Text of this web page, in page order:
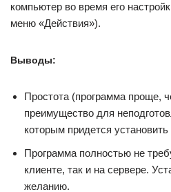
компьютер во время его
меню «Действия»).
Выводы:
Простота (программа проще,
преимущество для
которым придется
Программа полностью не
клиенте, так и на сервере.
желанию.